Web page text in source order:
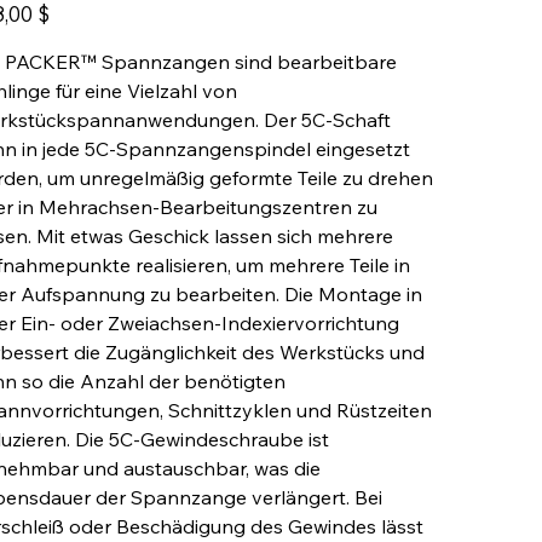
$
PACKER™ Spannzangen sind bearbeitbare
für eine Vielzahl von
Der 5C-Schaft
in jede 5C-Spannzangenspindel eingesetzt
um unregelmäßig geformte Teile zu drehen
in Mehrachsen-Bearbeitungszentren zu
Mit etwas Geschick lassen sich mehrere
realisieren, um mehrere Teile in
Aufspannung zu bearbeiten. Die Montage in
Ein- oder Zweiachsen-Indexiervorrichtung
die Zugänglichkeit des Werkstücks und
so die Anzahl der benötigten
Schnittzyklen und Rüstzeiten
Die 5C-Gewindeschraube ist
und austauschbar, was die
der Spannzange verlängert. Bei
oder Beschädigung des Gewindes lässt